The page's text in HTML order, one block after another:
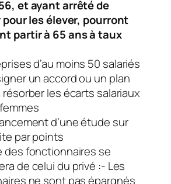
et ayant arrêté de
les élever, pourront
partir à 65 ans à taux
d’au moins 50 salariés
un accord ou un plan
les écarts salariaux
d’une étude sur
par points
des fonctionnaires se
de celui du privé :- Les
ne sont pas épargnés